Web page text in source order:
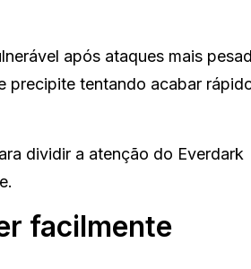
após ataques mais
precipite tentando acabar
dividir a atenção do Everdark
facilmente